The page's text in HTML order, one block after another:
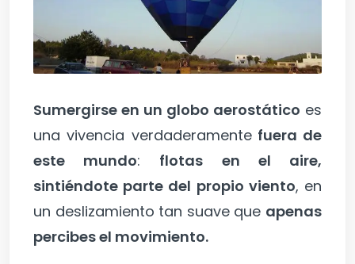
Sumergirse en un globo aerostático es
una vivencia verdaderamentefuera de
este mundo: flotas en el aire,
sintiéndote parte del propio viento, en
un deslizamiento tan suave que apenas
percibes el movimiento.